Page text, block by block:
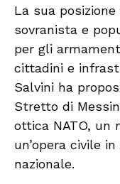
La sua
sovranista e
per gli
cittadini e
Salvini ha
Stretto di
ottica NATO, un
un’opera civile
nazionale.